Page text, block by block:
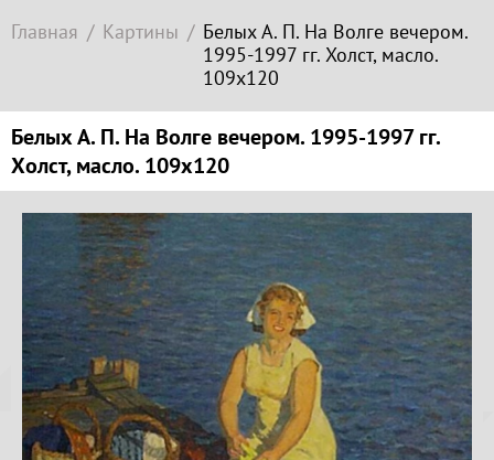
Главная Картины
Белых А. П. На Волге вечером.
1995-1997 гг. Холст, масло.
109х120
Белых А. П. На Волге вечером. 1995-1997 гг.
Холст, масло. 109х120
Копировать
Копируйте
координаты
места
зарубежное
искусство
Локация
Гора
Левитана
Заречье
Набережная
Торговая
площадь
Верхний